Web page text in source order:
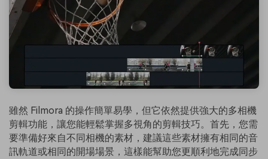
雖然 Filmora 的操作簡單易學，但它依然提供強大的多相機
剪輯功能，讓您能輕鬆掌握多視角的剪輯技巧。首先，您需
要準備好來自不同相機的素材，建議這些素材擁有相同的音
訊軌道或相同的開場場景，這樣能幫助您更順利地完成同步